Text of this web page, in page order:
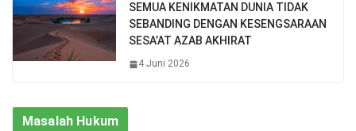
SEMUA KENIKMATAN DUNIA TIDAK
SEBANDING DENGAN KESENGSARAAN
SESA’AT AZAB AKHIRAT
4 Juni 2026
Masalah Hukum